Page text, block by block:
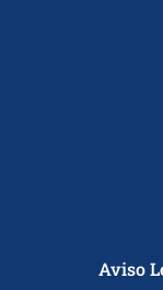
Aviso